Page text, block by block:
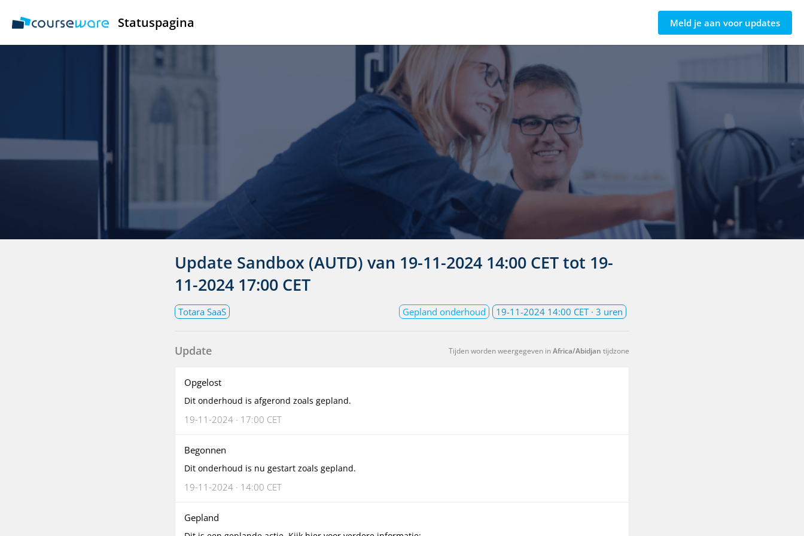
Statuspagina Meld je aan voor updates
Update Sandbox (AUTD) van 19-11-2024 14:00 CETtot 19-
11-2024 17:00 CET
Gepland onderhoud
Totara SaaS 19-11-2024 14:00 CET · 3 uren
Update Tijden worden weergegeven inAfrica/Abidjan tijdzone
Opgelost
Dit onderhoud is afgerond zoals gepland.
19-11-2024 · 17:00 CET
Begonnen
Dit onderhoud is nu gestart zoals gepland.
19-11-2024 · 14:00 CET
Gepland